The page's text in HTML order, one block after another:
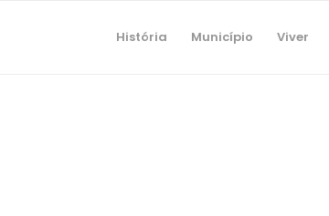
História Município Viver